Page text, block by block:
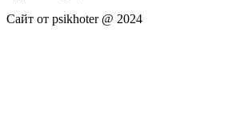
Сайт от psikhoter @ 2024